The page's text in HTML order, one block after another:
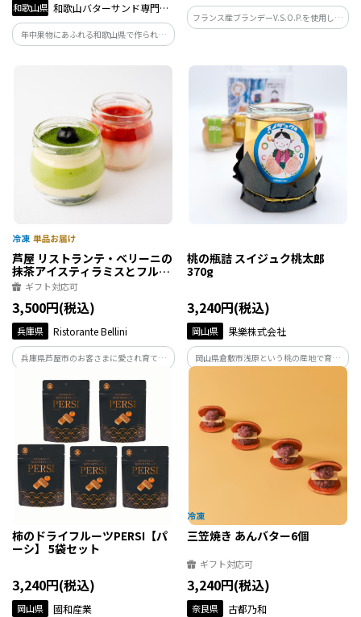
和歌山県 和歌山バターサンド専門店
101
年中果物にあふれる和歌山県で作られる
和歌山バターサンド専門店101のバターサ
物』。県内事業者とのコラボも多いプレ
ミアムスイーツです。
フランス産ブランデーV.S.O.P.を使用した
抹茶ケーキです。 抹茶の風味とブランデ
芦屋 リストランテ・ベリーニの
抹茶アイスティラミスとフルー
ツパンナコッタ【各3ケ計6ケ入
ギフト対応可
3,500円(税込)
兵庫県 Ristorante Bellini
兵庫県芦屋市のお客さまに愛され育てら
練されたシェフの味をご家庭でもお楽し
みください
桃の瓶詰 スイジュク桃太郎
370g
3,240円(税込)
岡山県 果樂株式会社
岡山県倉敷市浅原という桃の産地で育て
ップアーティスト「文谷 優介」氏と初コ
ラボ商品です。
柿のドライフルーツPERSI【パ
ーシ】 5袋セット
3,240円(税込)
岡山県 國和産業
三笠焼き あんバター6個
ギフト対応可
3,240円(税込)
奈良県 古都乃和